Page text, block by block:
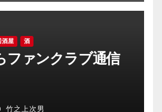
酒屋 酒
ファンクラブ通信
竹之上次男